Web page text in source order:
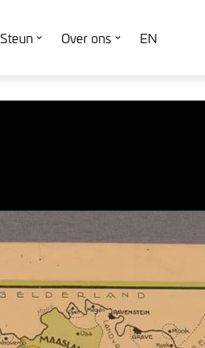
Steun Over ons EN